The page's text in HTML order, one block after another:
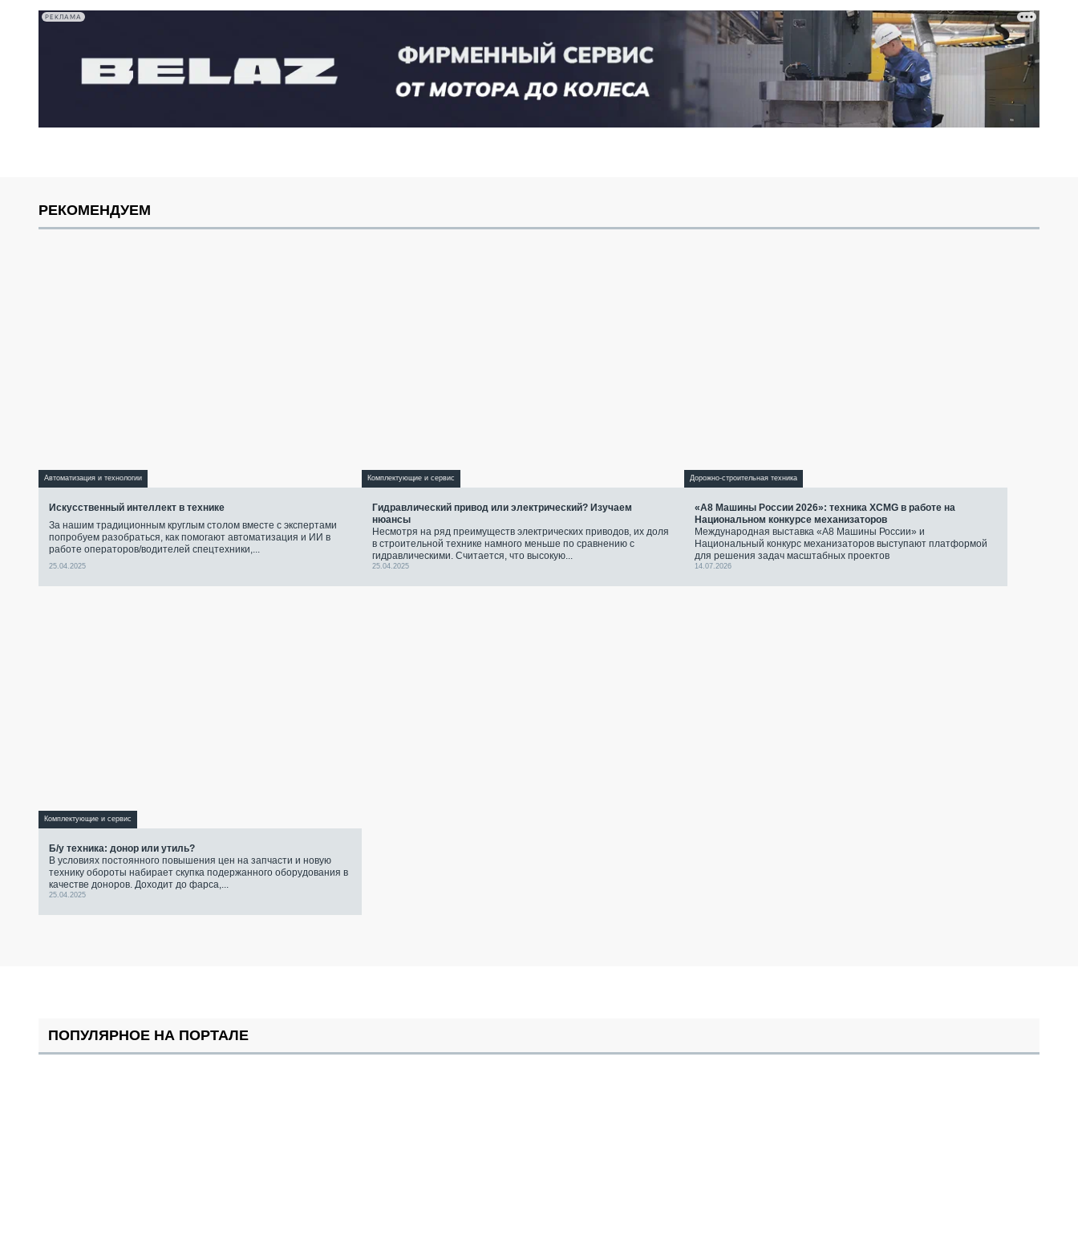
РЕКЛАМА
РЕКОМЕНДУЕМ
Автоматизация и технологии
Искусственный интеллект в технике
За нашим традиционным круглым столом вместе с экспертами
попробуем разобраться, как помогают автоматизация и ИИ в
работе операторов/водителей спецтехники,...
25.04.2025
Комплектующие и сервис
Гидравлический привод или электрический? Изучаем
нюансы
Несмотря на ряд преимуществ электрических приводов, их доля
в строительной технике намного меньше по сравнению с
гидравлическими. Считается, что высокую...
25.04.2025
Дорожно-строительная техника
«А8 Машины России 2026»: техника XCMG в работе на
Национальном конкурсе механизаторов
Международная выставка «А8 Машины России» и
Национальный конкурс механизаторов выступают платформой
для решения задач масштабных проектов
14.07.2026
Комплектующие и сервис
Б/у техника: донор или утиль?
В условиях постоянного повышения цен на запчасти и новую
технику обороты набирает скупка подержанного оборудования в
качестве доноров. Доходит до фарса,...
25.04.2025
ПОПУЛЯРНОЕ НА ПОРТАЛЕ